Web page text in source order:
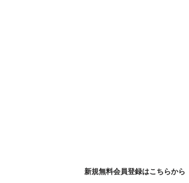
新規無料会員登録はこちらから